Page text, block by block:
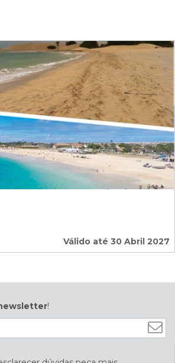
Válido até 30 Abril 2027
!